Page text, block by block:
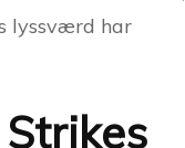
lyssværd har